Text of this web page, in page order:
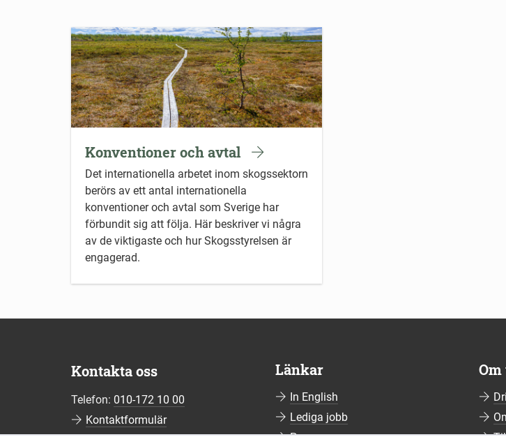
Konventioner och avtal
Det internationella arbetet inom skogssektorn
berörs av ett antal internationella
konventioner och avtal som Sverige har
förbundit sig att följa. Här beskriver vi några
av de viktigaste och hur Skogsstyrelsen är
engagerad.
Kontakta oss
Telefon: 010-172 10 00
Kontaktformulär
Länkar
In English
Lediga jobb